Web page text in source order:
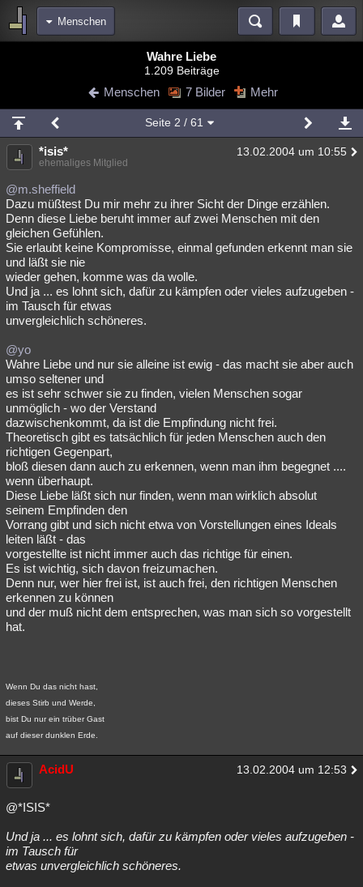
Menschen
Blogs Videos
Chat Wiki Neuigkeiten
meine Rubriken
Menschen Mystery Kriminalfälle
Spiritualität
Natur Umfragen Unterhaltung
weitere Rubriken
Philosophie
Astronomie Helpdesk Gruppen Gaming Filme
Musik
Übersichten
Besucht Teilgenommen
Lesenswert Schlüsselwörter
Wahre Liebe
1.209 Beiträge
Menschen 7 Bilder Mehr
Seite 2 / 61
*isis* 13.02.2004 um 10:55
ehemaliges Mitglied
@m.sheffield
Dazu müßtest Du mir mehr zu ihrer Sicht der Dinge erzählen.
Denn diese Liebe beruht immer auf zwei Menschen mit den
gleichen Gefühlen.
Sie erlaubt keine Kompromisse, einmal gefunden erkennt man sie
und läßt sie nie
wieder gehen, komme was da wolle.
Und ja ... es lohnt sich, dafür zu kämpfen oder vieles aufzugeben -
im Tausch für etwas
unvergleichlich schöneres.
@yo
Wahre Liebe und nur sie alleine ist ewig - das macht sie aber auch
umso seltener und
es ist sehr schwer sie zu finden, vielen Menschen sogar
unmöglich - wo der Verstand
dazwischenkommt, da ist die Empfindung nicht frei.
Theoretisch gibt es tatsächlich für jeden Menschen auch den
richtigen Gegenpart,
bloß diesen dann auch zu erkennen, wenn man ihm begegnet ....
wenn überhaupt.
Diese Liebe läßt sich nur finden, wenn man wirklich absolut
seinem Empfinden den
Vorrang gibt und sich nicht etwa von Vorstellungen eines Ideals
leiten läßt - das
vorgestellte ist nicht immer auch das richtige für einen.
Es ist wichtig, sich davon freizumachen.
Denn nur, wer hier frei ist, ist auch frei, den richtigen Menschen
erkennen zu können
und der muß nicht dem entsprechen, was man sich so vorgestellt
hat.
Wenn Du das nicht hast,
dieses Stirb und Werde,
bist Du nur ein trüber Gast
auf dieser dunklen Erde.
AcidU 13.02.2004 um 12:53
@*ISIS*
Und ja ... es lohnt sich, dafür zu kämpfen oder vieles aufzugeben -
im Tausch für
etwas unvergleichlich schöneres.